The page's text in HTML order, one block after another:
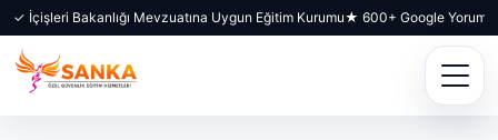
✓ İçişleri Bakanlığı Mevzuatına Uygun Eğitim Kurumu★ 600+ Google Yorumu